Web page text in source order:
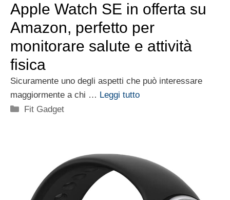
Apple Watch SE in offerta su
Amazon, perfetto per
monitorare salute e attività
fisica
Sicuramente uno degli aspetti che può interessare
maggiormente a chi … Leggi tutto
Categorie
Fit Gadget